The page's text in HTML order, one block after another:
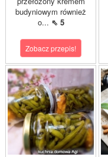
budyniowym również
o... ⇖ 5
Zobacz przepis!